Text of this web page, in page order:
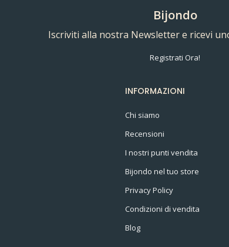
Bijondo
Iscriviti alla nostra Newsletter e ricevi
Registrati Ora!
INFORMAZIONI
Chi siamo
Recensioni
I nostri punti vendita
Bijondo nel tuo store
Privacy Policy
Condizioni di vendita
Blog